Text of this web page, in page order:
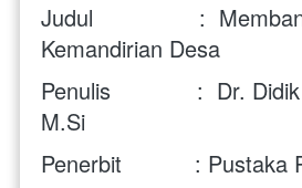
Judul                :
Kemandirian Desa
Penulis             :  Dr.
M.Si
Penerbit           : Pustaka